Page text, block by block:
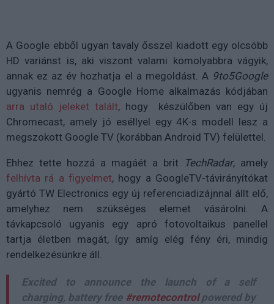
A Google ebből ugyan tavaly ősszel kiadott egy olcsóbb
HD variánst is, aki viszont valami komolyabbra vágyik,
annak ez az év hozhatja el a megoldást. A 9to5Google
ugyanis nemrég a Google Home alkalmazás kódjában
arra utaló jeleket talált, hogy készülőben van egy új
Chromecast, amely jó eséllyel egy 4K-s modell lesz a
megszokott Google TV (korábban Android TV) felülettel.
Ehhez tette hozzá a magáét a brit TechRadar, amely
felhívta rá a figyelmet, hogy a GoogleTV-távirányítókat
gyártó TW Electronics egy új referenciadizájnnal állt elő,
amelyhez nem szükséges elemet vásárolni. A
távkapcsoló ugyanis egy apró fotovoltaikus panellel
tartja életben magát, így amíg elég fény éri, mindig
rendelkezésünkre áll.
Excited to announce the launch of a self
charging, battery free #remotecontrolpowered by